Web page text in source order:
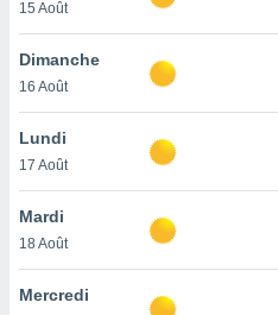
en
de
votre
à
en
le
15 Août
Dimanche
16 Août
Lundi
17 Août
Mardi
18 Août
Mercredi